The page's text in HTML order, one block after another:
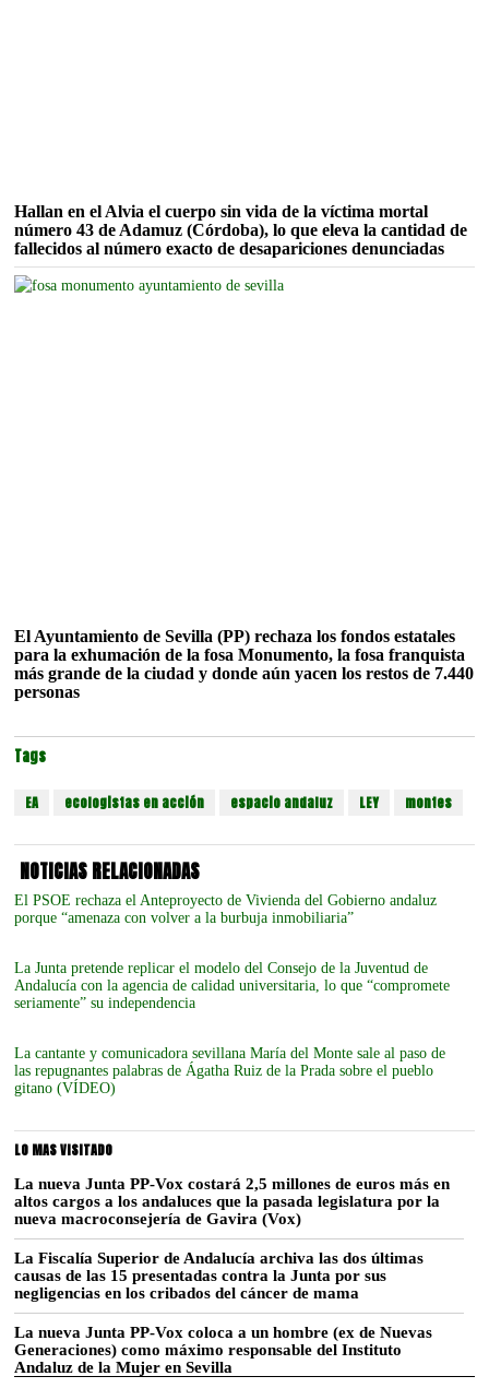
Hallan en el Alvia el cuerpo sin vida de la víctima mortal
número 43 de Adamuz (Córdoba), lo que eleva la cantidad de
fallecidos al número exacto de desapariciones denunciadas
El Ayuntamiento de Sevilla (PP) rechaza los fondos estatales
para la exhumación de la fosa Monumento, la fosa franquista
más grande de la ciudad y donde aún yacen los restos de 7.440
personas
Tags
EA ecologistas en acción espacio andaluz LEY montes
NOTICIAS RELACIONADAS
El PSOE rechaza el Anteproyecto de Vivienda del Gobierno andaluz
porque “amenaza con volver a la burbuja inmobiliaria”
La Junta pretende replicar el modelo del Consejo de la Juventud de
Andalucía con la agencia de calidad universitaria, lo que “compromete
seriamente” su independencia
La cantante y comunicadora sevillana María del Monte sale al paso de
las repugnantes palabras de Ágatha Ruiz de la Prada sobre el pueblo
gitano (VÍDEO)
LO MAS VISITADO
La nueva Junta PP-Vox costará 2,5 millones de euros más en
altos cargos a los andaluces que la pasada legislatura por la
nueva macroconsejería de Gavira (Vox)
La Fiscalía Superior de Andalucía archiva las dos últimas
causas de las 15 presentadas contra la Junta por sus
negligencias en los cribados del cáncer de mama
La nueva Junta PP-Vox coloca a un hombre (ex de Nuevas
Generaciones) como máximo responsable del Instituto
Andaluz de la Mujer en Sevilla